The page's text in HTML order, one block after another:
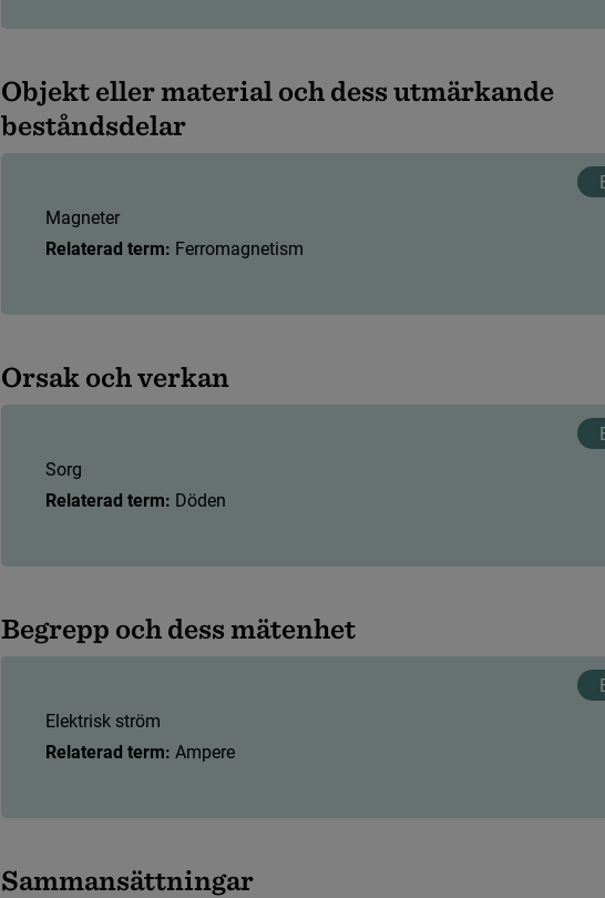
Objektellermaterialochdessutmärkande
beståndsdelar
Magneter
Relaterad term: Ferromagnetism
Orsakochverkan
Sorg
Relaterad term: Döden
Begrepp ochdess mätenhet
Elektrisk ström
Relaterad term: Ampere
Sammansättningar